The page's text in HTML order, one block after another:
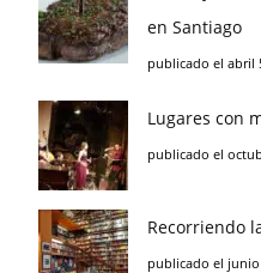
en Santiago
publicado el abril
Lugares con
publicado el
Recorriendo
publicado el junio